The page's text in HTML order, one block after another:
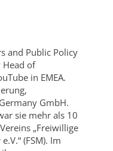
and Public Policy
Head of
in EMEA.
GmbH.
sie mehr als 10
„Freiwillige
(FSM). Im